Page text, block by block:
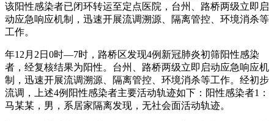
该阳性感染者已闭环转运至定点医院，台州、路桥两级立即启
动应急响应机制，迅速开展流调溯源、隔离管控、环境消杀等
工作。
年12月2日0时—7时，路桥区发现4例新冠肺炎初筛阳性感染
者，经复核结果为阳性。台州、路桥两级立即启动应急响应机
制，迅速开展流调溯源、隔离管控、环境消杀等工作。经初步
流调，上述4例阳性感染者主要活动轨迹如下：阳性感染者1：
马某某，男，系居家隔离发现，无社会面活动轨迹。